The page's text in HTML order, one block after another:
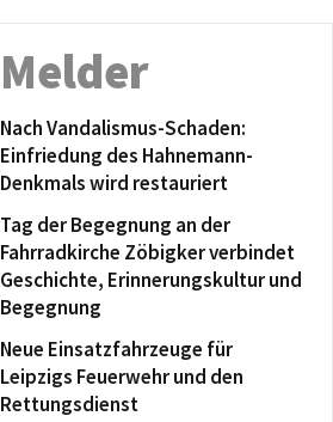
Melder
Nach Vandalismus-Schaden:
Einfriedung des Hahnemann-
Denkmals wird restauriert
Tag der Begegnung an der
Fahrradkirche Zöbigker verbindet
Geschichte, Erinnerungskultur und
Begegnung
Neue Einsatzfahrzeuge für
Leipzigs Feuerwehr und den
Rettungsdienst